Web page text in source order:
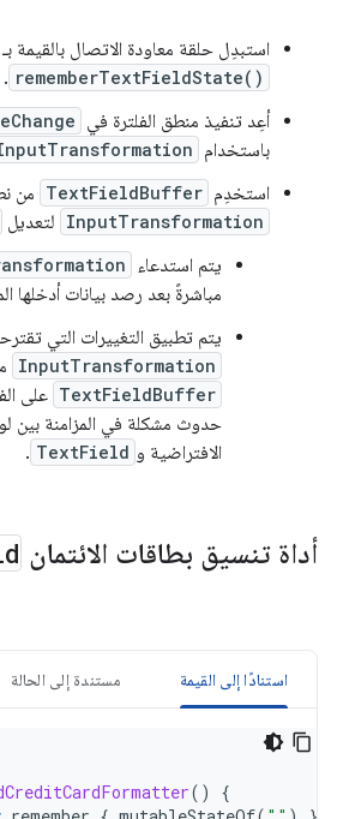
استبدِل حلقة معاودة الاتصال بالقيمة بـ
rememberTextFieldState()
.
أعِد تنفيذ منطق الفلترة في
باستخدام
استخدِم TextFieldBuffer من
InputTransformation لتعديل
يتم استدعاء
مباشرةً بعد رصد بيانات أدخلها
يتم تطبيق التغييرات التي
InputTransformation
TextFieldBuffer على
حدوث مشكلة في المزامنة بين
الافتراضية و TextField
.
أداة تنسيق بطاقات الائتمان
استنادًا إلى القيمة مستندة إلى الحالة
()
{